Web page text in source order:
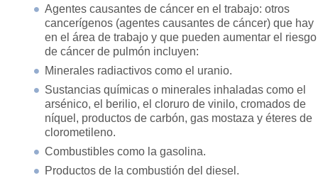
Agentes causantes de cáncer en el trabajo: otros
cancerígenos (agentes causantes de cáncer) que hay
en el área de trabajo y que pueden aumentar el riesgo
de cáncer de pulmón incluyen:
Minerales radiactivos como el uranio.
Sustancias químicas o minerales inhaladas como el
arsénico, el berilio, el cloruro de vinilo, cromados de
níquel, productos de carbón, gas mostaza y éteres de
clorometileno.
Combustibles como la gasolina.
Productos de la combustión del diesel.